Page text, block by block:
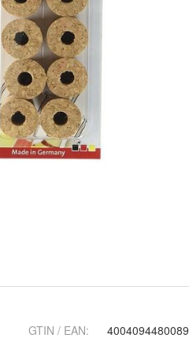
GTIN / EAN: 4004094480089